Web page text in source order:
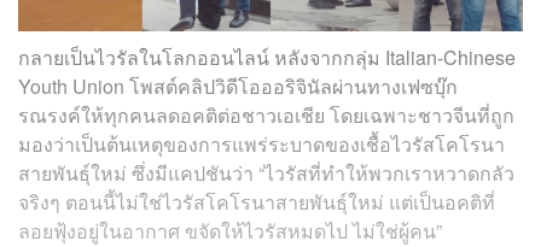
กลายเป็นไวรัลในโลกออนไลน์ หลังจากกลุ่ม Italian-Chinese
Youth Union โพสต์คลิปวิดีโอออริจินัลผ่านทางเฟซบุ๊ก
รณรงค์ให้ทุกคนลดอคติต่อชาวเอเชีย โดยเฉพาะชาวจีนที่ถูก
มองว่าเป็นต้นเหตุของการแพร่ระบาดของเชื้อไวรัสโคโรนา
สายพันธ์ุใหม่ ซึ่งมีแคปชันว่า “ไวรัสที่ทำให้พวกเราหวาดกลัว
จริงๆ ตอนนี้ไม่ใช่ไวรัสโคโรนาสายพันธุ์ใหม่ แต่เป็นอคติที่
ลอยฟุ้งอยู่ในอากาศ ขจัดให้ไวรัสหมดไป ไม่ใช่ผู้คน”